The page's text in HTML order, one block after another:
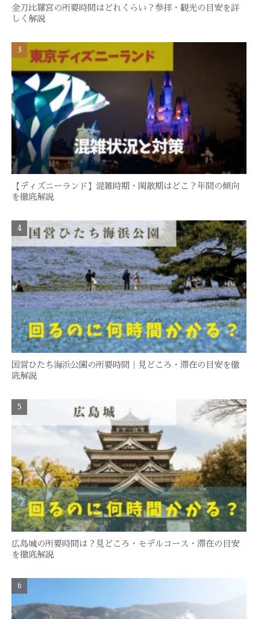
金刀比羅宮の所要時間はどれくらい？参拝・観光の目安を詳
しく解説
【ディズニーランド】混雑時期・閑散期はどこ？年間の傾向
を徹底解説
国営ひたち海浜公園の所要時間｜見どころ・滞在の目安を徹
底解説
広島城の所要時間は？見どころ・モデルコース・滞在の目安
を徹底解説